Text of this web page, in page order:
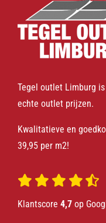
Tegel outlet Limburg
echte outlet prijzen.
Kwalitatieve en
39,95 per m2!
Klantscore 4,7op